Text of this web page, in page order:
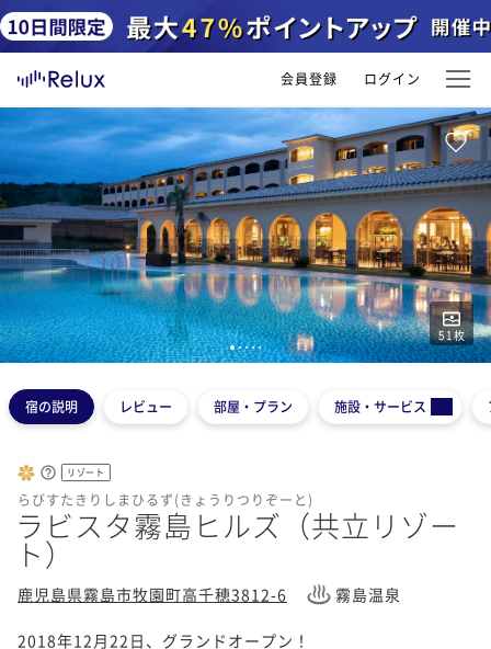
会員登録 ログイン
51枚
12345
宿の説明 レビュー 部屋・プラン 施設・サービス
リゾート
らびすたきりしまひるず(きょうりつりぞーと)
ラビスタ霧島ヒルズ（共立リゾー
ト）
鹿児島県霧島市牧園町高千穂3812-6 霧島温泉
2018年12月22日、グランドオープン！